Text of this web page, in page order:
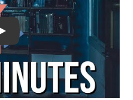
Keynote (Google I/O '18)